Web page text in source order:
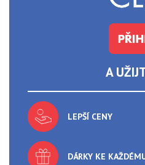
A
LEPŠÍ CENY
DÁRKY KE